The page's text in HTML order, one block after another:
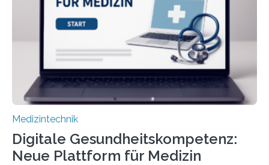
übermittelt werden können. Die Künstliche Intelligenz
kann dadurch auch die Sprache des Körpers
einbeziehen, auf die Menschen keinen bewussten
Einfluss nehmen. Das eröffnet…
Medizintechnik
Digitale Gesundheitskompetenz:
Neue Plattform für Medizin